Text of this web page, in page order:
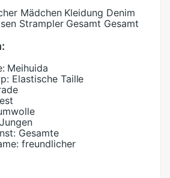
Mädchen Kleidung Denim
Strampler Gesamt Gesamt
Meihuida
Elastische Taille
Jungen
Gesamte
freundlicher